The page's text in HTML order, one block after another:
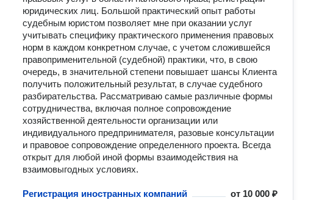
юридических лиц. Большой практический опыт работы
судебным юристом позволяет мне при оказании услуг
учитывать специфику практического применения правовых
норм в каждом конкретном случае, с учетом сложившейся
правоприменительной (судебной) практики, что, в свою
очередь, в значительной степени повышает шансы Клиента
получить положительный результат, в случае судебного
разбирательства. Рассматриваю самые различные формы
сотрудничества, включая полное сопровождение
хозяйственной деятельности организации или
индивидуального предпринимателя, разовые консультации
и правовое сопровождение определенного проекта. Всегда
открыт для любой иной формы взаимодействия на
взаимовыгодных условиях.
Регистрация иностранных компаний от 10 000 ₽